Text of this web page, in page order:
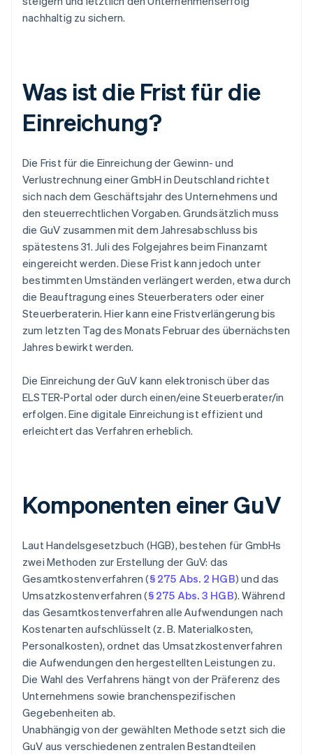
nachhaltig zu sichern.
Was ist die Frist für die
Einreichung?
Die Frist für die Einreichung der Gewinn- und
Verlustrechnung einer GmbH in Deutschland richtet
sich nach dem Geschäftsjahr des Unternehmens und
den steuerrechtlichen Vorgaben. Grundsätzlich muss
die GuV zusammen mit dem Jahresabschluss bis
spätestens 31. Juli des Folgejahres beim Finanzamt
eingereicht werden. Diese Frist kann jedoch unter
bestimmten Umständen verlängert werden, etwa durch
die Beauftragung eines Steuerberaters oder einer
Steuerberaterin. Hier kann eine Fristverlängerung bis
zum letzten Tag des Monats Februar des übernächsten
Jahres bewirkt werden.
Die Einreichung der GuV kann elektronisch über das
ELSTER-Portal oder durch einen/eine Steuerberater/in
erfolgen. Eine digitale Einreichung ist effizient und
erleichtert das Verfahren erheblich.
Komponenten einer GuV
Laut Handelsgesetzbuch (HGB), bestehen für GmbHs
zwei Methoden zur Erstellung der GuV: das
Gesamtkostenverfahren (§ 275 Abs. 2 HGB) und das
Umsatzkostenverfahren (§ 275 Abs. 3 HGB). Während
das Gesamtkostenverfahren alle Aufwendungen nach
Kostenarten aufschlüsselt (z. B. Materialkosten,
Personalkosten), ordnet das Umsatzkostenverfahren
die Aufwendungen den hergestellten Leistungen zu.
Die Wahl des Verfahrens hängt von der Präferenz des
Unternehmens sowie branchenspezifischen
Gegebenheiten ab.
Unabhängig von der gewählten Methode setzt sich die
GuV aus verschiedenen zentralen Bestandteilen